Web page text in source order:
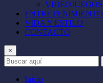
VIDEOJUEGOS
ENTRETENIMIENTO
VIDA Y ESTILO
CONTACTO
×
Inicio